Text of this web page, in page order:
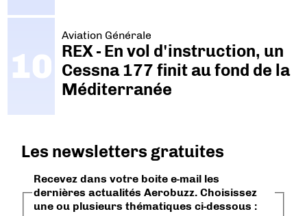
Aviation Générale
REX - En vol d'instruction, un
Cessna 177 finit au fond de la
Méditerranée
Les newsletters gratuites
Recevez dans votre boite e-mail les
dernières actualités Aerobuzz. Choisissez
une ou plusieurs thématiques ci-dessous :